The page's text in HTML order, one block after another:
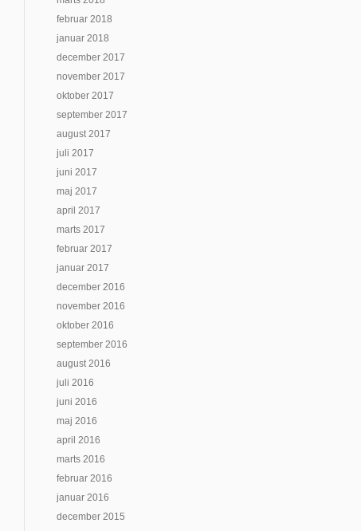
februar 2018
januar 2018
december 2017
november 2017
oktober 2017
september 2017
august 2017
juli 2017
juni 2017
maj 2017
april 2017
marts 2017
februar 2017
januar 2017
december 2016
november 2016
oktober 2016
september 2016
august 2016
juli 2016
juni 2016
maj 2016
april 2016
marts 2016
februar 2016
januar 2016
december 2015